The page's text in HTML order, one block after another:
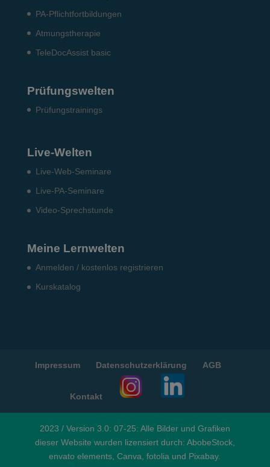
PA-Pflichtfortbildungen
Atmungstherapie
TeleDocAssist basic
Prüfungswelten
Prü­fungs­trai­nings
Live-Welten
Live-Web-Seminare
Live-PA-Seminare
Video-Sprechstunde
Meine Lernwelten
Anmelden / kostenlos registrieren
Kurskatalog
Impressum Datenschutzerklärung AGB
Kontakt
2023 / Version 3.0: 07-25: Alle Bilder und Grafiken
dieser Website wurden lizensiert durch: AbobeStock,
envato elements, Canva, fotolia und Pixabay.